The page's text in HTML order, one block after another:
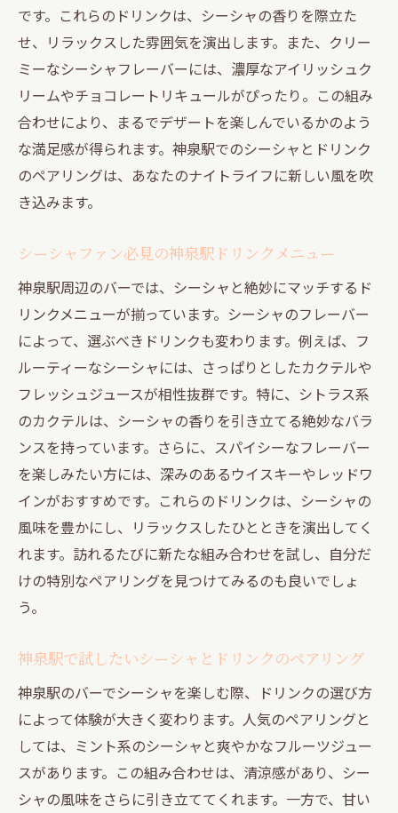
です。これらのドリンクは、シーシャの香りを際立た
せ、リラックスした雰囲気を演出します。また、クリー
ミーなシーシャフレーバーには、濃厚なアイリッシュク
リームやチョコレートリキュールがぴったり。この組み
合わせにより、まるでデザートを楽しんでいるかのよう
な満足感が得られます。神泉駅でのシーシャとドリンク
のペアリングは、あなたのナイトライフに新しい風を吹
き込みます。
シーシャファン必見の神泉駅ドリンクメニュー
神泉駅周辺のバーでは、シーシャと絶妙にマッチするド
リンクメニューが揃っています。シーシャのフレーバー
によって、選ぶべきドリンクも変わります。例えば、フ
ルーティーなシーシャには、さっぱりとしたカクテルや
フレッシュジュースが相性抜群です。特に、シトラス系
のカクテルは、シーシャの香りを引き立てる絶妙なバラ
ンスを持っています。さらに、スパイシーなフレーバー
を楽しみたい方には、深みのあるウイスキーやレッドワ
インがおすすめです。これらのドリンクは、シーシャの
風味を豊かにし、リラックスしたひとときを演出してく
れます。訪れるたびに新たな組み合わせを試し、自分だ
けの特別なペアリングを見つけてみるのも良いでしょ
う。
神泉駅で試したいシーシャとドリンクのペアリング
神泉駅のバーでシーシャを楽しむ際、ドリンクの選び方
によって体験が大きく変わります。人気のペアリングと
しては、ミント系のシーシャと爽やかなフルーツジュー
スがあります。この組み合わせは、清涼感があり、シー
シャの風味をさらに引き立ててくれます。一方で、甘い